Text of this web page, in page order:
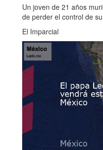
Un joven de 21 años
de perder el control de
El Imparcial